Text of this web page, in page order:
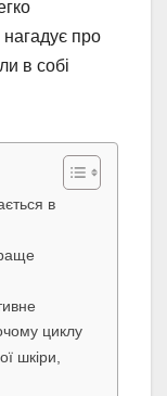
про
в собі
в
циклу
шкіри,